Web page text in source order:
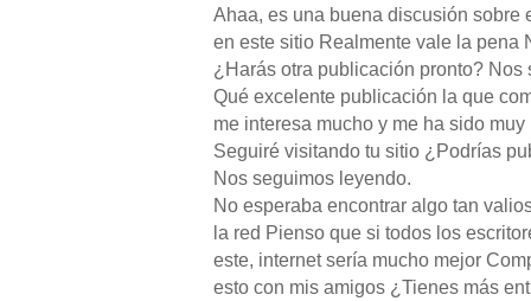
Ahaa, es una buena discusión sobre
en este sitio Realmente vale la pena
¿Harás otra publicación pronto? Nos
Qué excelente publicación la que
me interesa mucho y me ha sido muy
Seguiré visitando tu sitio ¿Podrías
Nos seguimos leyendo.
No esperaba encontrar algo tan
la red Pienso que si todos los
este, internet sería mucho mejor
esto con mis amigos ¿Tienes más